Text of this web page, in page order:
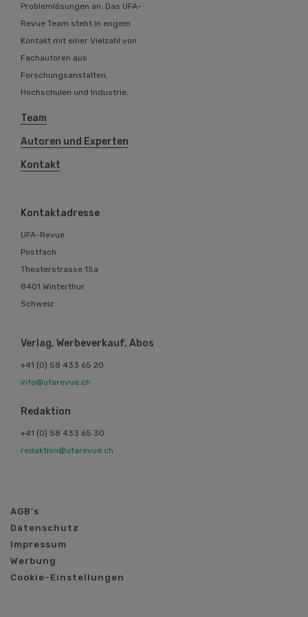
Problemlösungen an. Das UFA-
Revue Team steht in engem
Kontakt mit einer Vielzahl von
Fachautoren aus
Forschungsanstalten,
Hochschulen und Industrie.
Team
Autoren und Experten
Kontakt
Kontaktadresse
UFA-Revue
Postfach
Theaterstrasse 15a
8401 Winterthur
Schweiz
Verlag, Werbeverkauf, Abos
+41 (0) 58 433 65 20
info@ufarevue.ch
Redaktion
+41 (0) 58 433 65 30
redaktion@ufarevue.ch
AGB's
Datenschutz
Impressum
Werbung
Cookie-Einstellungen